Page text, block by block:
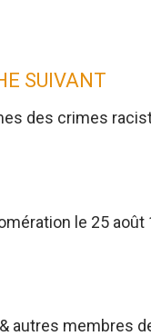
SUIVANT
des crimes
le 25 août
autres membres